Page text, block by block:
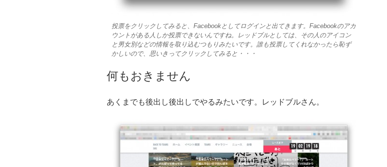
投票をクリックしてみると、Facebookとしてログインと出てきます。Facebookのアカ
ウントがある人しか投票できないんですね。レッドブルとしては、その人のアイコン
と男女別などの情報を取り込むつもりみたいです。誰も投票してくれなかったら恥ず
かしいので、思いきってクリックしてみると・・・
何もおきません
あくまでも後出し後出しでやるみたいです。レッドブルさん。